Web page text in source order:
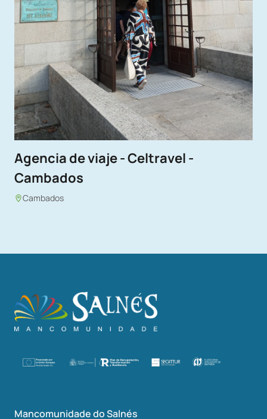
Agencia de viaje - Celtravel -
Cambados
Cambados
Mancomunidade do Salnés